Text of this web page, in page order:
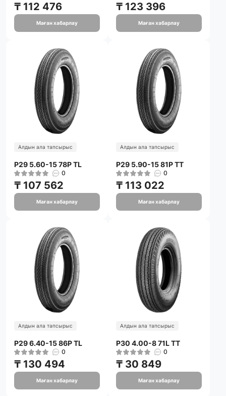
₸ 112 476
Маған хабарлау
₸ 123 396
Маған хабарлау
Алдын ала тапсырыс
P29 5.60-15 78P TL
0
₸ 107 562
Маған хабарлау
Алдын ала тапсырыс
P29 5.90-15 81P TT
0
₸ 113 022
Маған хабарлау
Алдын ала тапсырыс
P29 6.40-15 86P TL
0
₸ 130 494
Маған хабарлау
Алдын ала тапсырыс
P30 4.00-8 71L TT
0
₸ 30 849
Маған хабарлау